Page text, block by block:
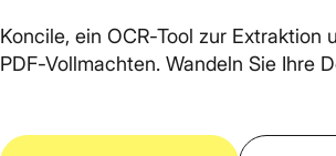
Koncile, ein OCR-Tool zur
PDF-Vollmachten. Wandeln Sie Ihre